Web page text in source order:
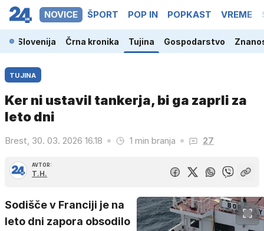
NOVICE ŠPORT POP IN POPKAST VREME
Slovenija Črna kronika Tujina Gospodarstvo
TUJINA
Ker ni ustavil tankerja, bi ga zaprli za
leto dni
Brest, 30. 03. 2026 16.18 1 min branja 27
AVTOR:
T.H.
Sodišče v Franciji je na
leto dni zapora obsodilo